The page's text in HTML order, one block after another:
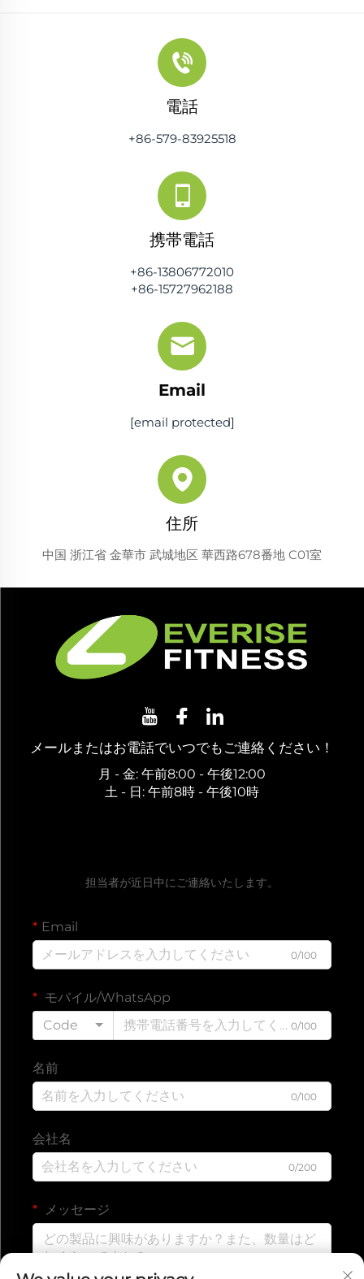
電話
+86-579-83925518
携帯電話
+86-13806772010
+86-15727962188
Email
[email protected]
住所
中国 浙江省 金華市 武城地区 華西路678番地 C01室
メールまたはお電話でいつでもご連絡ください！
月 - 金: 午前8:00 - 午後12:00
土 - 日: 午前8時 - 午後10時
担当者が近日中にご連絡いたします。
Email
0/100
モバイル/WhatsApp
Code
0/100
名前
0/100
会社名
0/200
メッセージ